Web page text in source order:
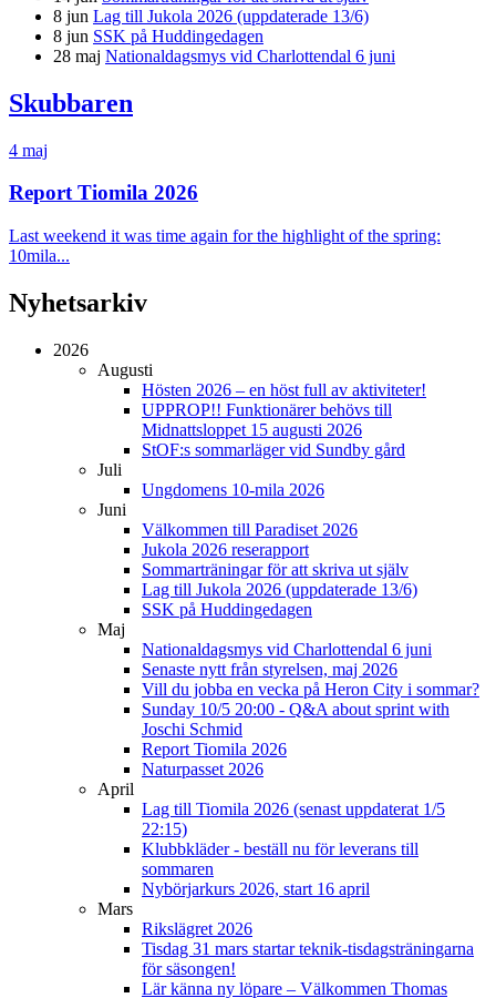
8 jun Lag till Jukola 2026 (uppdaterade 13/6)
8 jun SSK på Huddingedagen
28 maj Nationaldagsmys vid Charlottendal 6 juni
Skubbaren
4 maj
Report Tiomila 2026
Last weekend it was time again for the highlight of the spring:
10mila...
Nyhetsarkiv
2026
Augusti
Hösten 2026 – en höst full av aktiviteter!
UPPROP!! Funktionärer behövs till
Midnattsloppet 15 augusti 2026
StOF:s sommarläger vid Sundby gård
Juli
Ungdomens 10-mila 2026
Juni
Välkommen till Paradiset 2026
Jukola 2026 reserapport
Sommarträningar för att skriva ut själv
Lag till Jukola 2026 (uppdaterade 13/6)
SSK på Huddingedagen
Maj
Nationaldagsmys vid Charlottendal 6 juni
Senaste nytt från styrelsen, maj 2026
Vill du jobba en vecka på Heron City i sommar?
Sunday 10/5 20:00 - Q&A about sprint with
Joschi Schmid
Report Tiomila 2026
Naturpasset 2026
April
Lag till Tiomila 2026 (senast uppdaterat 1/5
22:15)
Klubbkläder - beställ nu för leverans till
sommaren
Nybörjarkurs 2026, start 16 april
Mars
Rikslägret 2026
Tisdag 31 mars startar teknik-tisdagsträningarna
för säsongen!
Lär känna ny löpare – Välkommen Thomas